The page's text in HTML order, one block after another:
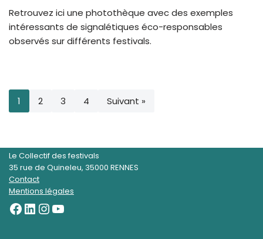
Retrouvez ici une photothèque avec des exemples
intéressants de signalétiques éco-responsables
observés sur différents festivals.
1 2 3 4 Suivant »
Le Collectif des festivals
35 rue de Quineleu, 35000 RENNES
Contact
Mentions légales